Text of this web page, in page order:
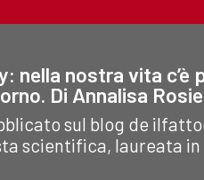
nella nostra vita
Di Annalisa
sul blog de
scientifica, laureata